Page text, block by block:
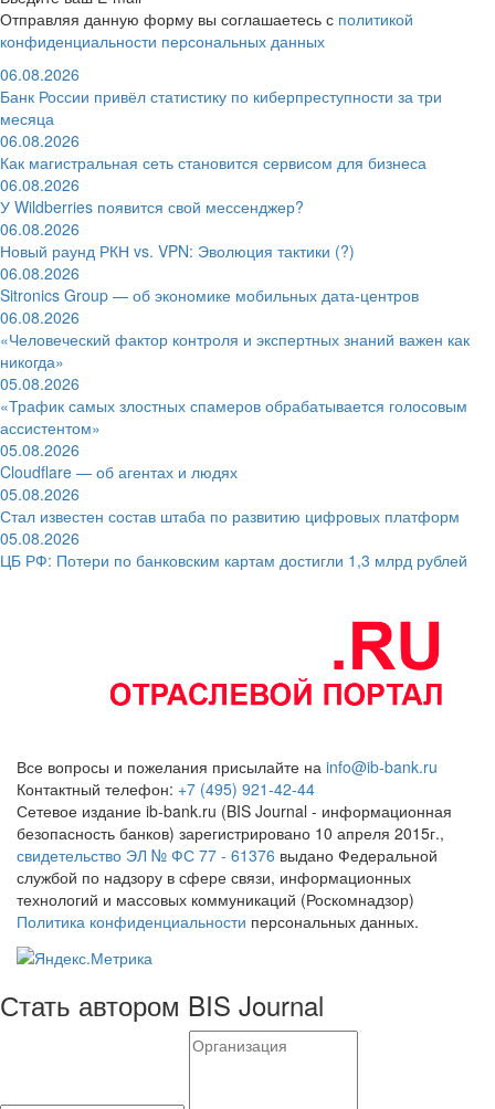
Отправляя данную форму вы соглашаетесь с политикой
конфиденциальности персональных данных
06.08.2026
Банк России привёл статистику по киберпреступности за три
месяца
06.08.2026
Как магистральная сеть становится сервисом для бизнеса
06.08.2026
У Wildberries появится свой мессенджер?
06.08.2026
Новый раунд РКН vs. VPN: Эволюция тактики (?)
06.08.2026
Sitronics Group — об экономике мобильных дата-центров
06.08.2026
«Человеческий фактор контроля и экспертных знаний важен как
никогда»
05.08.2026
«Трафик самых злостных спамеров обрабатывается голосовым
ассистентом»
05.08.2026
Cloudflare — об агентах и людях
05.08.2026
Стал известен состав штаба по развитию цифровых платформ
05.08.2026
ЦБ РФ: Потери по банковским картам достигли 1,3 млрд рублей
Все вопросы и пожелания присылайте на info@ib-bank.ru
Контактный телефон: +7 (495) 921-42-44
Сетевое издание ib-bank.ru (BIS Journal - информационная
безопасность банков) зарегистрировано 10 апреля 2015г.,
свидетельство ЭЛ № ФС 77 - 61376 выдано Федеральной
службой по надзору в сфере связи, информационных
технологий и массовых коммуникаций (Роскомнадзор)
Политика конфиденциальности персональных данных.
Стать автором BIS Journal